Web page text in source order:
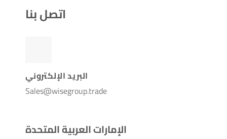
اتصل بنا
البريد الإلكتروني
Sales@wisegroup.trade
الإمارات العربية المتحدة